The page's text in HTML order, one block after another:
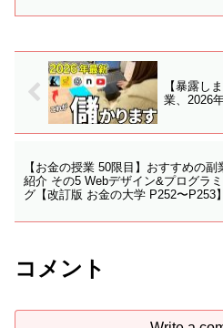
【暴露し
業、2026
【お金の授業 50限目】おすすめの副
紹介 その5 Webデザイン&プログラ
グ【改訂版 お金の大学 P252〜P253】
コメント